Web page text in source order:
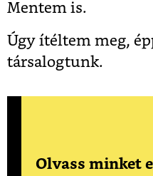
Mentem is.
Úgy ítéltem meg,
társalogtunk.
Olvass minket